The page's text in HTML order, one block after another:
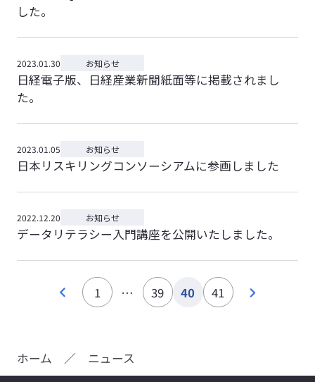
した。
2023.01.30 お知らせ
日経電子版、日経産業新聞紙面等に掲載されまし
た。
2023.01.05 お知らせ
日本リスキリングコンソーシアムに参画しました
2022.12.20 お知らせ
データリテラシー入門講座を公開いたしました。
1 … 39 40 41
ホーム ／ ニュース